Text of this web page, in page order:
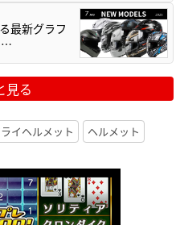
最新グラフ
…
見る
イヘルメット ヘルメット